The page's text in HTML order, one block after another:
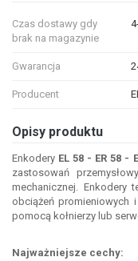
Czas dostawy gdy
brak na magazynie
Gwarancja
Producent
Opisy produktu
Enkodery EL 58 - ER 58 -
zastosowań
mechanicznej. Enkodery
obciążeń promieniowych
pomocą kołnierzy lub
Najważniejsze cechy: